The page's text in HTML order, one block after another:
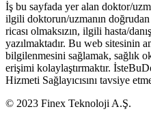
İş bu sayfada yer alan doktor/
ilgili doktorun/uzmanın
ricası olmaksızın, ilgili hasta/
yazılmaktadır. Bu web sitesinin
bilgilenmesini sağlamak, sağlık
erişimi kolaylaştırmaktır.
Hizmeti Sağlayıcısını tavsiye
© 2023 Finex Teknoloji A.Ş.